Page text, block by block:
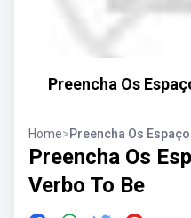
Preencha Os
Home>Preencha Os
Preencha Os
Verbo To Be